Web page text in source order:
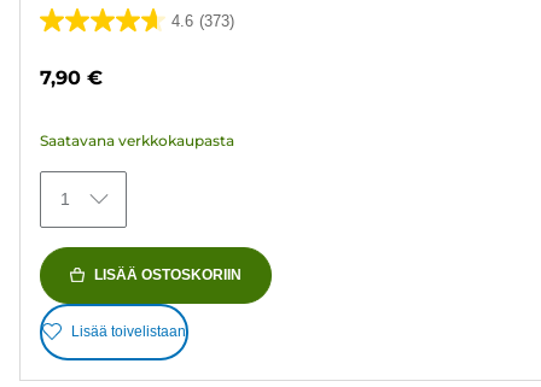
4.6 (373)
4.6/5
373
7,90 €
Saatavana verkkokaupasta
1
LISÄÄ OSTOSKORIIN
Lisää toivelistaan